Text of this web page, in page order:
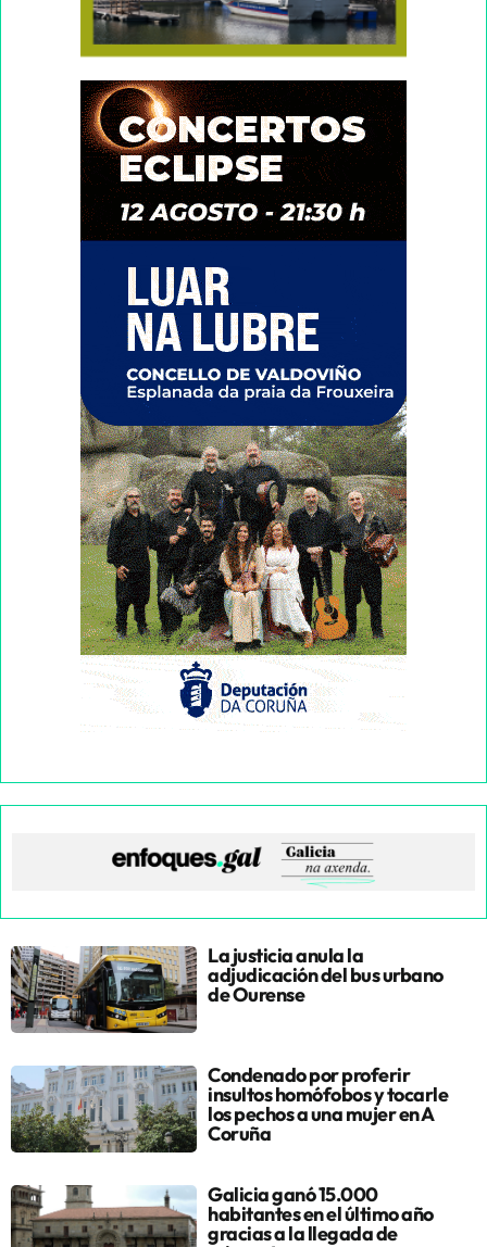
La justicia anula la
adjudicación del bus urbano
de Ourense
Condenado por proferir
insultos homófobos y tocarle
los pechos a una mujer en A
Coruña
Galicia ganó 15.000
habitantes en el último año
gracias a la llegada de